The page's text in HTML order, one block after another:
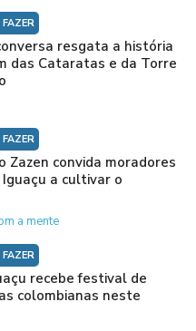
resgata a história
das Cataratas e da Torre
Zazen convida moradores
Iguaçu a cultivar o
a mente
recebe festival de
colombianas neste